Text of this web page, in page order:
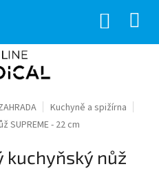
Kuchyně a spižírna
SUPREME - 22 cm
kuchyňský nůž